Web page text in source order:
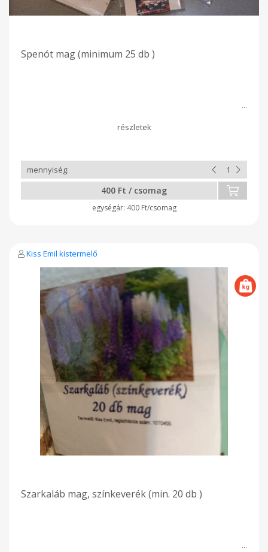
Spenót mag (minimum 25 db )
400 Ft / csomag
400 Ft/csomag
Kiss Emil kistermelő
Szarkaláb mag, színkeverék (min. 20 db )